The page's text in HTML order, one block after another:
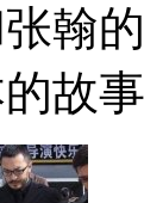
翰
故事